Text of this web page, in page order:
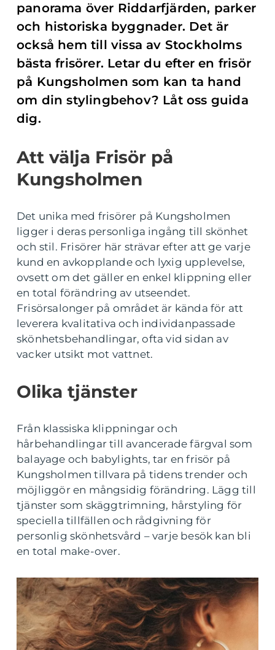
panorama över Riddarfjärden, parker
och historiska byggnader. Det är
också hem till vissa av Stockholms
bästa frisörer. Letar du efter en frisör
på Kungsholmen som kan ta hand
om din stylingbehov? Låt oss guida
dig.
Att välja Frisör på
Kungsholmen
Det unika med frisörer på Kungsholmen
ligger i deras personliga ingång till skönhet
och stil. Frisörer här strävar efter att ge varje
kund en avkopplande och lyxig upplevelse,
ovsett om det gäller en enkel klippning eller
en total förändring av utseendet.
Frisörsalonger på området är kända för att
leverera kvalitativa och individanpassade
skönhetsbehandlingar, ofta vid sidan av
vacker utsikt mot vattnet.
Olika tjänster
Från klassiska klippningar och
hårbehandlingar till avancerade färgval som
balayage och babylights, tar en frisör på
Kungsholmen tillvara på tidens trender och
möjliggör en mångsidig förändring. Lägg till
tjänster som skäggtrimning, hårstyling för
speciella tillfällen och rådgivning för
personlig skönhetsvård – varje besök kan bli
en total make-over.